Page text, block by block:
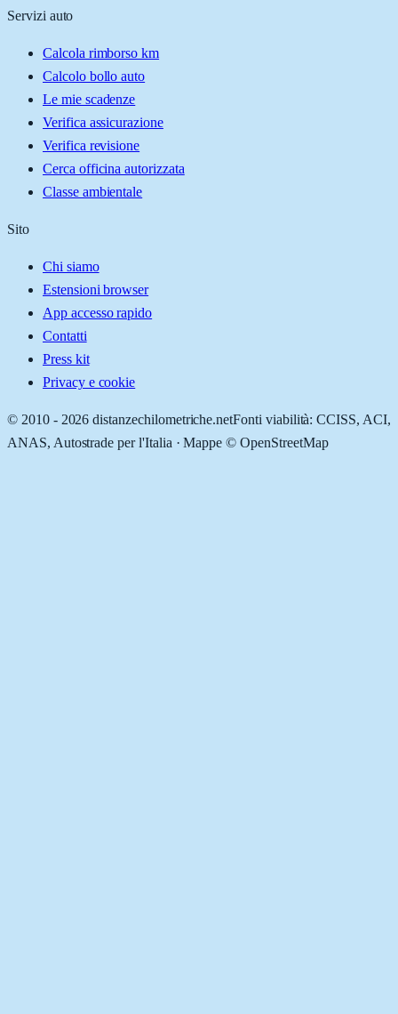
Servizi auto
Calcola rimborso km
Calcolo bollo auto
Le mie scadenze
Verifica assicurazione
Verifica revisione
Cerca officina autorizzata
Classe ambientale
Sito
Chi siamo
Estensioni browser
App accesso rapido
Contatti
Press kit
Privacy e cookie
© 2010 - 2026 distanzechilometriche.netFonti viabilità: CCISS, ACI,
ANAS, Autostrade per l'Italia · Mappe © OpenStreetMap